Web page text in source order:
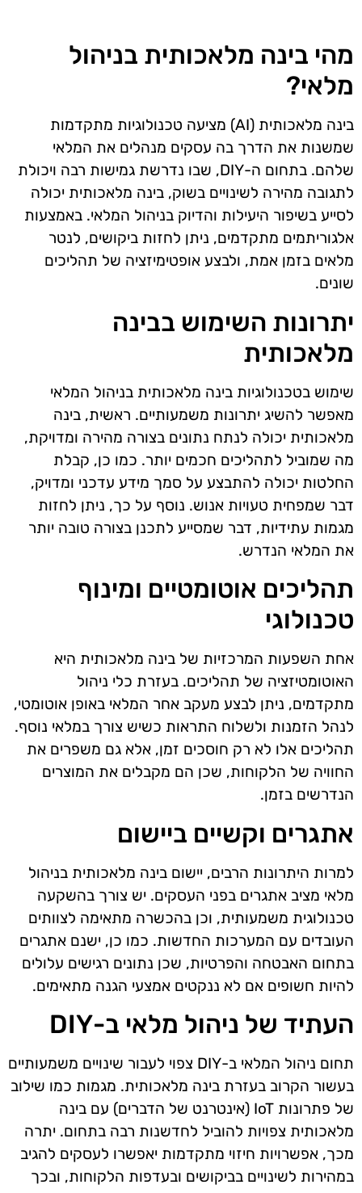
מהי בינה מלאכותית בניהול
מלאי?
בינה מלאכותית (AI) מציעה טכנולוגיות מתקדמות
שמשנות את הדרך בה עסקים מנהלים את המלאי
שלהם. בתחום ה-DIY, שבו נדרשת גמישות רבה ויכולת
לתגובה מהירה לשינויים בשוק, בינה מלאכותית יכולה
לסייע בשיפור היעילות והדיוק בניהול המלאי. באמצעות
אלגוריתמים מתקדמים, ניתן לחזות ביקושים, לנטר
מלאים בזמן אמת, ולבצע אופטימיזציה של תהליכים
שונים.
יתרונות השימוש בבינה
מלאכותית
שימוש בטכנולוגיות בינה מלאכותית בניהול המלאי
מאפשר להשיג יתרונות משמעותיים. ראשית, בינה
מלאכותית יכולה לנתח נתונים בצורה מהירה ומדויקת,
מה שמוביל לתהליכים חכמים יותר. כמו כן, קבלת
החלטות יכולה להתבצע על סמך מידע עדכני ומדויק,
דבר שמפחית טעויות אנוש. נוסף על כך, ניתן לחזות
מגמות עתידיות, דבר שמסייע לתכנן בצורה טובה יותר
את המלאי הנדרש.
תהליכים אוטומטיים ומינוף
טכנולוגי
אחת השפעות המרכזיות של בינה מלאכותית היא
האוטומטיזציה של תהליכים. בעזרת כלי ניהול
מתקדמים, ניתן לבצע מעקב אחר המלאי באופן אוטומטי,
לנהל הזמנות ולשלוח התראות כשיש צורך במלאי נוסף.
תהליכים אלו לא רק חוסכים זמן, אלא גם משפרים את
החוויה של הלקוחות, שכן הם מקבלים את המוצרים
הנדרשים בזמן.
אתגרים וקשיים ביישום
למרות היתרונות הרבים, יישום בינה מלאכותית בניהול
מלאי מציב אתגרים בפני העסקים. יש צורך בהשקעה
טכנולוגית משמעותית, וכן בהכשרה מתאימה לצוותים
העובדים עם המערכות החדשות. כמו כן, ישנם אתגרים
בתחום האבטחה והפרטיות, שכן נתונים רגישים עלולים
להיות חשופים אם לא ננקטים אמצעי הגנה מתאימים.
העתיד של ניהול מלאי ב-DIY
תחום ניהול המלאי ב-DIY צפוי לעבור שינויים משמעותיים
בעשור הקרוב בעזרת בינה מלאכותית. מגמות כמו שילוב
של פתרונות IoT (אינטרנט של הדברים) עם בינה
מלאכותית צפויות להוביל לחדשנות רבה בתחום. יתרה
מכך, אפשרויות חיזוי מתקדמות יאפשרו לעסקים להגיב
במהירות לשינויים בביקושים ובעדפות הלקוחות, ובכך